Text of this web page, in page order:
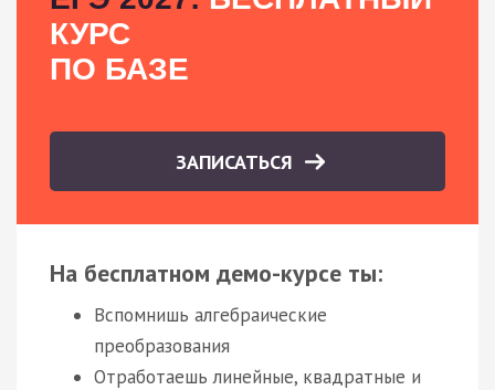
КУРС
ПО БАЗЕ
ЗАПИСАТЬСЯ
На бесплатном демо-курсе ты:
Вспомнишь алгебраические
преобразования
Отработаешь линейные, квадратные и